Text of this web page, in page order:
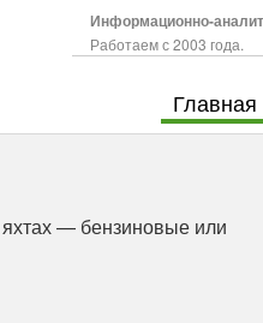
Информационно-
Работаем с 2003 года.
Главная
яхтах — бензиновые или